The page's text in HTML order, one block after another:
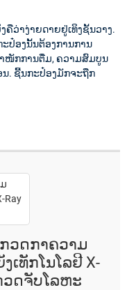
ຄືວ່າງ່າຍດາຍຢູ່ເທິງຊັ້ນວາງ.
ປ໋ອງນັ້ນຕ້ອງການການ
ໜັກການຕື່ມ, ຄວາມສົມບູນ
. ຊີ້ນກະປ໋ອງມັກຈະຖືກ
ວດກາຄວາມ
ເທັກໂນໂລຢີ X-
ວດຈັບໂລຫະ